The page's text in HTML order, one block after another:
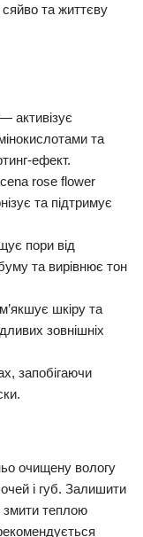
та життєву
— активізує
та
ефект.
rose flower
та підтримує
пори від
та вирівнює тон
шкіру та
зовнішніх
запобігаючи
очищену вологу
і губ. Залишити
змити теплою